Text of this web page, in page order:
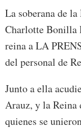
La soberana de
Charlotte Bonilla
reina a LA
del personal de
Junto a ella
Arauz, y la
quienes se